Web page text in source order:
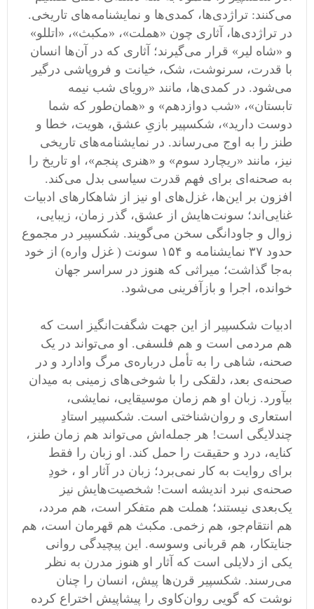
می‌کنند: تراژدی‌ها، کمدی‌ها و نمایشنامه‌های تاریخی.
در تراژدی‌ها، آثاری چون «هملت»، «مکبث»، «اتللو»
و «شاه لیر» قرار می‌گیرند؛ آثاری که در آن‌ها انسان
با قدرت، سرنوشت، شک، خیانت و فروپاشی درگیر
می‌شود. در کمدی‌ها، مانند «رویای شب نیمه
تابستان»، «شب دوازدهم» و «همان‌طور که شما
دوست دارید»، شکسپیر بازیِ عشق، هویت، خطا و
طنز را به اوج می‌رساند. در نمایشنامه‌های تاریخی
نیز، مانند «ریچارد سوم» و «هنری پنجم»، او تاریخ را
به صحنه‌ای برای فهم قدرت سیاسی بدل می‌کند.
افزون بر این‌ها، غزل‌های او نیز از شاهکارهای ادبیات
غنایی‌اند؛ سونت‌هایش از عشق، گذر زمان، زیبایی،
زوال و جاودانگی سخن می‌گویند. شکسپیر در مجموع
حدود ۳۷ نمایشنامه و ۱۵۴ سونت ( غزل واره) از خود
به‌جا گذاشت؛ میراثی که هنوز در سراسر جهان
خوانده، اجرا و بازآفرینی می‌شود.
ادبیات شکسپیر از این جهت شگفت‌انگیز است که
هم مردمی است و هم فلسفی. او می‌تواند در یک
صحنه، شاهی را به تأمل درباره‌ی مرگ وادارد و در
صحنه‌ی بعد، دلقکی را با شوخی‌های زمینی به میدان
بیآورد. زبان او هم ‌زمان موسیقایی، نمایشی،
استعاری و روان‌شناختی است. شکسپیر استادِ
چندلایگی است! هر جمله‌اش می‌تواند هم ‌زمان طنز،
کنایه، درد و حقیقت را حمل کند. او زبان را فقط
برای روایت به کار نمی‌برد؛ زبان در آثار او ، خودِ
صحنه‌ی نبرد اندیشه است! شخصیت‌هایش نیز
یک‌بعدی نیستند؛ هملت هم متفکر است، هم مردد،
هم انتقام‌جو، هم زخمی. مکبث هم قهرمان است، هم
جنایتکار، هم قربانی وسوسه. این پیچیدگی روانی
یکی از دلایلی است که آثار او هنوز مدرن به ‌نظر
می‌رسند. شکسپیر قرن‌ها پیش، انسان را چنان
نوشت که گویی روان‌کاوی را پیشاپیش اختراع کرده